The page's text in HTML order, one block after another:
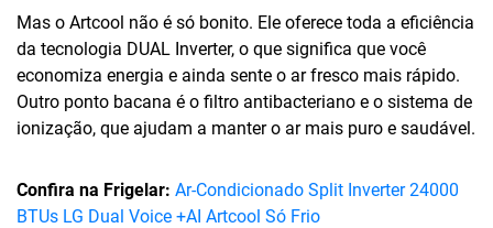
Mas o Artcool não é só bonito. Ele oferece toda a eficiência
da tecnologia DUAL Inverter, o que significa que você
economiza energia e ainda sente o ar fresco mais rápido.
Outro ponto bacana é o filtro antibacteriano e o sistema de
ionização, que ajudam a manter o ar mais puro e saudável.
Confira na Frigelar: Ar-Condicionado Split Inverter 24000
BTUs LG Dual Voice +AI Artcool Só Frio